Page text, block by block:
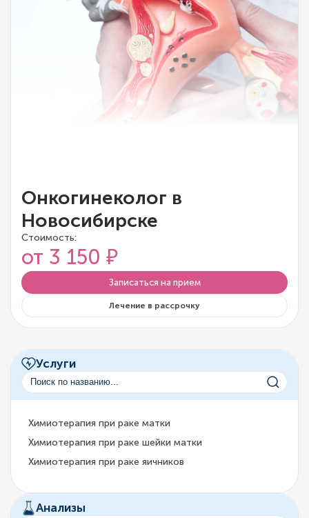
Онкогинеколог в
Новосибирске
Стоимость:
от 3 150 ₽
Записаться на прием
Лечение в рассрочку
Услуги
Химиотерапия при раке матки
Химиотерапия при раке шейки матки
Химиотерапия при раке яичников
Анализы